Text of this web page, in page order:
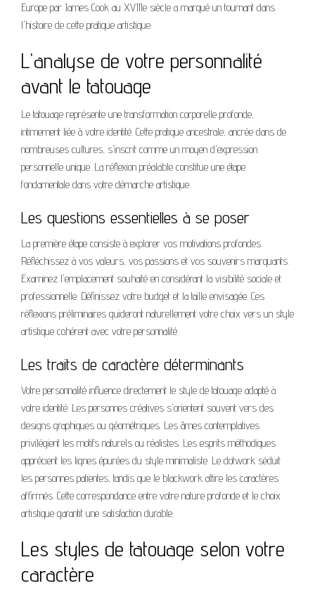
Europe par James Cook au XVIIIe siècle a marqué un tournant dans
l'histoire de cette pratique artistique.
L'analyse de votre personnalité
avant le tatouage
Le tatouage représente une transformation corporelle profonde,
intimement liée à votre identité. Cette pratique ancestrale, ancrée dans de
nombreuses cultures, s'inscrit comme un moyen d'expression
personnelle unique. La réflexion préalable constitue une étape
fondamentale dans votre démarche artistique.
Les questions essentielles à se poser
La première étape consiste à explorer vos motivations profondes.
Réfléchissez à vos valeurs, vos passions et vos souvenirs marquants.
Examinez l'emplacement souhaité en considérant la visibilité sociale et
professionnelle. Définissez votre budget et la taille envisagée. Ces
réflexions préliminaires guideront naturellement votre choix vers un style
artistique cohérent avec votre personnalité.
Les traits de caractère déterminants
Votre personnalité influence directement le style de tatouage adapté à
votre identité. Les personnes créatives s'orientent souvent vers des
designs graphiques ou géométriques. Les âmes contemplatives
privilégient les motifs naturels ou réalistes. Les esprits méthodiques
apprécient les lignes épurées du style minimaliste. Le dotwork séduit
les personnes patientes, tandis que le blackwork attire les caractères
affirmés. Cette correspondance entre votre nature profonde et le choix
artistique garantit une satisfaction durable.
Les styles de tatouage selon votre
caractère